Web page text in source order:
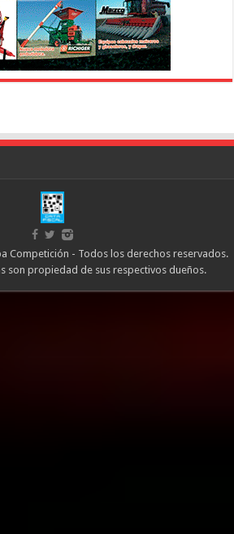
Competición - Todos los derechos reservados.
son propiedad de sus respectivos dueños.